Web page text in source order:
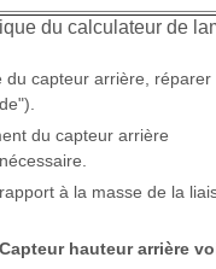
du calculateur de
du capteur arrière, réparer
du capteur arrière
à la masse de la
Capteur hauteur arrière